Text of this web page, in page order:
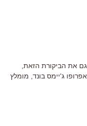
את הביקורת הזאת,
ג'יימס בונד, מומלץ